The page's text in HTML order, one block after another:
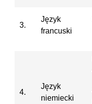
3.
Język
francuski
4.
Język
niemiecki